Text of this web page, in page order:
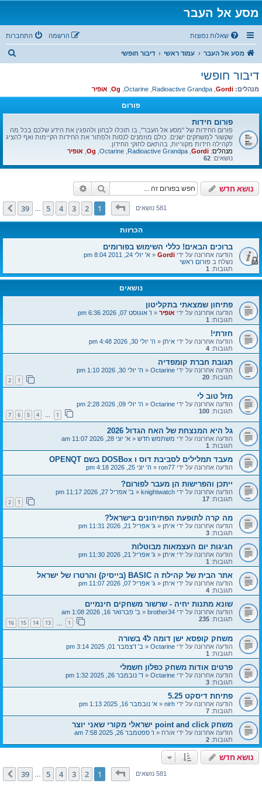
מסע אל העבר
שאלות נפוצות התחברות הרשמה
מסע אל העבר עמוד ראשי דיבור חופשי
ח
דיבור חופשי
מנהלים: Gordi
,
Radioactive Grandpa
,
Octarine
,
Og
, אופיר
פורום
פורום חידות
פורום החידות של "מסע אל העבר", בו תוכלו לבחון ולהפגין את הידע שלכם בכל מה
שקשור למשחקים ישנים. כולם מוזמנים לנסות ולפתור את החידות הקיימות ואף להציג
לקהילה חידות מקוריות, בהתאם לחוקי החידון.
מנהלים: Gordi
,
Radioactive Grandpa
,
Octarine
,
Og
, אופיר
נושאים: 62
נושא חדש חיפוש
581 נושאיםדף1מתוך39
1
2
3
4
5
39 הבא
הכרזות
ברוכים הבאים! כללי השימוש בפורומים
הודעה אחרונה על ידי Gordi
«א' יולי 24, 2011 8:04 pm
נשלח בפורום ראשי
תגובות: 1
נושאים
פתיחון שמצאתי בתקליטון
הודעה אחרונה על ידי אופיר«ו' אוגוסט 07, 2026 6:36 pm
תגובות: 1
חזרתי!
הודעה אחרונה על ידי איתן«ה' יולי 30, 2026 4:48 pm
תגובות: 4
תגובת חברת קומפדיה
הודעה אחרונה על ידי Octarine
«ה' יולי 30, 2026 1:10 pm
תגובות: 20
2
מזל טוב לי
הודעה אחרונה על ידי Octarine
«ה' יולי 09, 2026 2:28 pm
תגובות: 100
…
4
5
6
7
גל היא המנצחת של האח הגדול 2026
הודעה אחרונה על ידי משתמש חדש«א' יוני 28, 2026 11:07 am
תגובות: 1
מעבד תמלילים לסביבת דוס ו DOSBox בשם OPENQT
הודעה אחרונה על ידי ron77
«ה' יוני 25, 2026 4:18 pm
ייתכן והפרישות הן מעבר לפורום?
הודעה אחרונה על ידי knightwatch
«ב' אפריל 27, 2026 11:17 pm
תגובות: 17
2
מה קרה לתופעת הפתיחונים בישראל?
הודעה אחרונה על ידי איתן«ג' אפריל 21, 2026 11:31 pm
תגובות: 3
חגיגות יום העצמאות מבוטלות
הודעה אחרונה על ידי איתן«ג' אפריל 21, 2026 11:30 pm
תגובות: 1
אתר הבית של קהילת ה BASIC (בייסיק) והרטרו של ישראל
הודעה אחרונה על ידי איתן«ג' אפריל 07, 2026 11:07 pm
תגובות: 4
שונא מתנות יחיה - שרשור משחקים חינמיים
הודעה אחרונה על ידי brother34
«ב' פברואר 16, 2026 1:08 am
תגובות: 235
13
14
15
16
משחק קופסא ישן דומה ל4 בשורה
הודעה אחרונה על ידי Octarine
«ב' דצמבר 01, 2025 3:14 pm
תגובות: 1
פרטים אודות משחק כפלון חשמלי
הודעה אחרונה על ידי Octarine
«ד' נובמבר 26, 2025 1:32 pm
תגובות: 3
פתיחת דיסקט 5.25
הודעה אחרונה על ידי nirh
«א' נובמבר 16, 2025 1:13 pm
תגובות: 7
משחק point and click ישראלי מקורי שאני יוצר
הודעה אחרונה על ידי אורח«ו' ספטמבר 26, 2025 7:58 am
תגובות: 2
נושא חדש
581 נושאיםדף1מתוך39
1
2
3
4
5
39 הבא